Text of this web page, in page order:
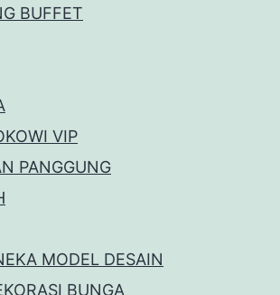
BUFFET
VIP
PANGGUNG
MODEL DESAIN
BUNGA